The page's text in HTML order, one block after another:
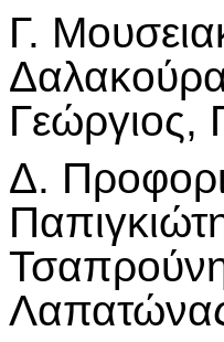
Γ.
Γεώργιος,
Δ.